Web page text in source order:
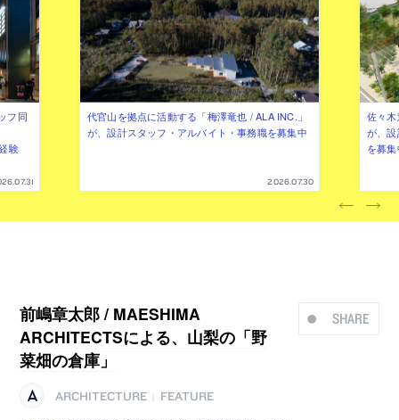
フ同
験
代官山を拠点に活動する「梅澤竜也 / ALA INC.」
が、設計スタッフ・アルバイト・事務職を募集中
2026.07.30
佐々
が、
を募
SHARE
前嶋章太郎 / MAESHIMA
ARCHITECTSによる、山梨の「野
菜畑の倉庫」
ARCHITECTURE
FEATURE